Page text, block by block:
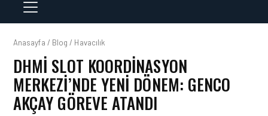
Anasayfa / Blog / Havacılık
DHMİ SLOT KOORDINASYON
MERKEZI’NDE YENI DÖNEM: GENCO
AKÇAY GÖREVE ATANDI